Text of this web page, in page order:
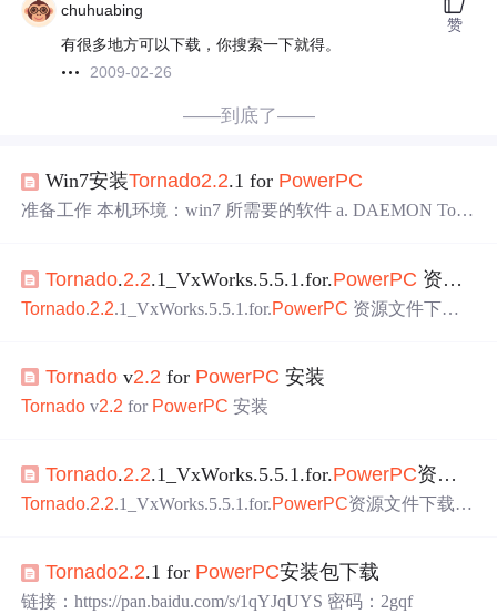
chuhuabing
有很多地方可以下载，你搜索一下就得。
2009-02-26
赞
——到底了——
Win7安装Tornado2.2.1 for PowerPC
准备工作 本机环境：win7 所需要的软件 a. DAEMON Tool
1.ISO 光盘编号：TDK-15060-ZC-02 CD2：[Tornado .2.2.1_
VxWorks.5.5.1.for.
Tornado.2.2.1_VxWorks.5.5.1.for.PowerPC 资源文件下载介绍
Tornado.2.2.1_VxWorks.5.5.1.for.PowerPC 资源文件下载
与VxWorks 5.5.1集成开发环境资源文件现已提供下载。该
压...
Tornado v2.2 for PowerPC 安装
Tornado v2.2 for PowerPC 安装
Tornado.2.2.1_VxWorks.5.5.1.for.PowerPC资源文件下载介绍
Tornado.2.2.1_VxWorks.5.5.1.for.PowerPC资源文件下载介
VxWorks 5.5.1集成开发环境资源文件现已提供下载。该压
缩...
Tornado2.2.1 for PowerPC安装包下载
链接：https://pan.baidu.com/s/1qYJqUYS 密码：2gqf